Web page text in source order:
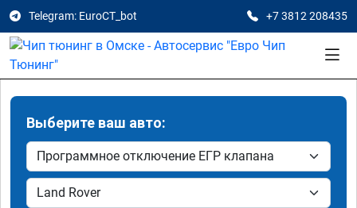
Telegram: EuroCT_bot +7 3812 208435
Выберите ваш авто: